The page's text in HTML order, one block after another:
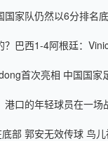
家队仍然以6分排名
巴西1-4阿根廷：
首次亮相 中国国家
口的年轻球员在一场
部 郭安无效传球 鸟